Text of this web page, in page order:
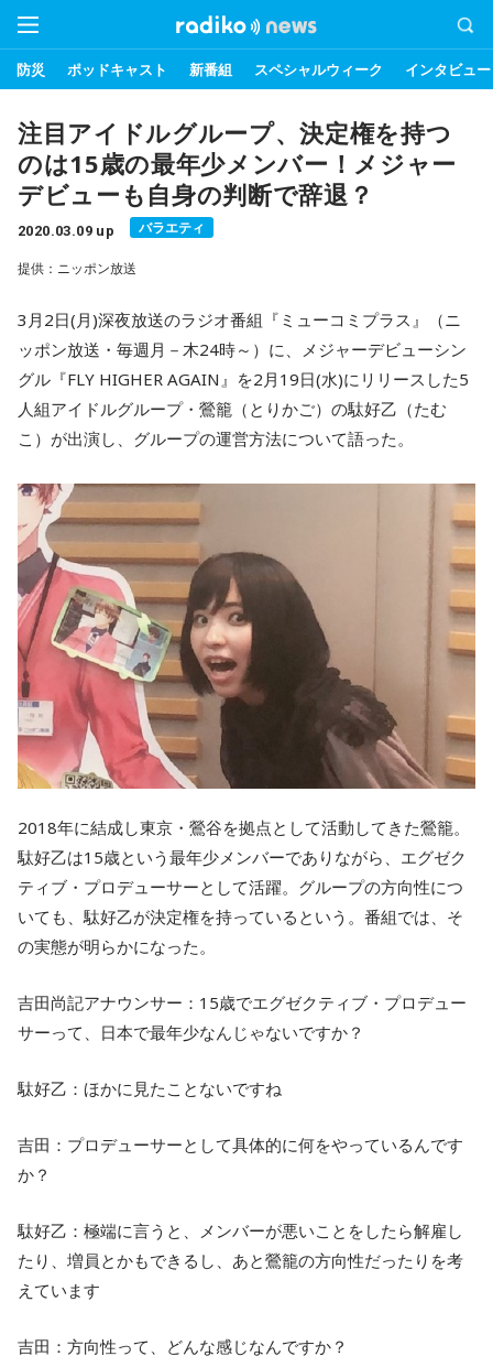
防災 ポッドキャスト 新番組 スペシャルウィーク インタビュー
注目アイドルグループ、決定権を持つ
のは15歳の最年少メンバー！メジャー
デビューも自身の判断で辞退？
2020.03.09 up バラエティ
提供：ニッポン放送
3月2日(月)深夜放送のラジオ番組『ミューコミプラス』（ニ
ッポン放送・毎週月－木24時～）に、メジャーデビューシン
グル『FLY HIGHER AGAIN』を2月19日(水)にリリースした5
人組アイドルグループ・鶯籠（とりかご）の駄好乙（たむ
こ）が出演し、グループの運営方法について語った。
2018年に結成し東京・鶯谷を拠点として活動してきた鶯籠。
駄好乙は15歳という最年少メンバーでありながら、エグゼク
ティブ・プロデューサーとして活躍。グループの方向性につ
いても、駄好乙が決定権を持っているという。番組では、そ
の実態が明らかになった。
吉田尚記アナウンサー：15歳でエグゼクティブ・プロデュー
サーって、日本で最年少なんじゃないですか？
駄好乙：ほかに見たことないですね
吉田：プロデューサーとして具体的に何をやっているんです
か？
駄好乙：極端に言うと、メンバーが悪いことをしたら解雇し
たり、増員とかもできるし、あと鶯籠の方向性だったりを考
えています
吉田：方向性って、どんな感じなんですか？